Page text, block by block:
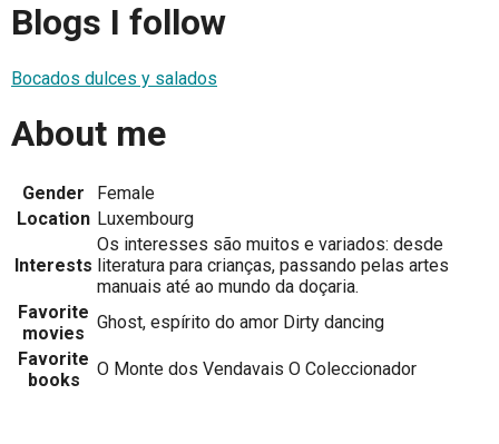
Blogs I follow
Bocados dulces y salados
About me
Gender
Female
Location Luxembourg
Interests
Os interesses são muitos e variados: desde
literatura para crianças, passando pelas artes
manuais até ao mundo da doçaria.
Favorite
movies
Ghost, espírito do amor Dirty dancing
Favorite
books
O Monte dos Vendavais O Coleccionador